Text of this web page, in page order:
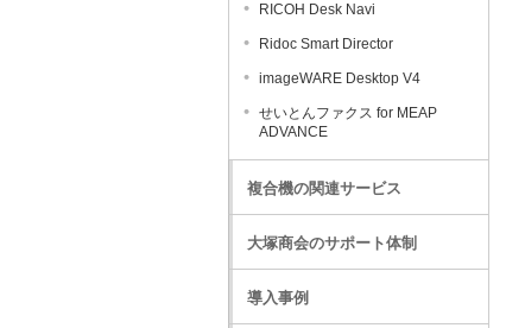
RICOH Desk Navi
Ridoc Smart Director
imageWARE Desktop V4
せいとんファクス for MEAP
ADVANCE
複合機の関連サービス
大塚商会のサポート体制
導入事例